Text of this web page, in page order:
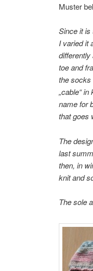
Muster
Since it is
I varied it
differently
toe and
the socks
„cable“ in
name for
that goes
The
last
then, in
knit and
The sole